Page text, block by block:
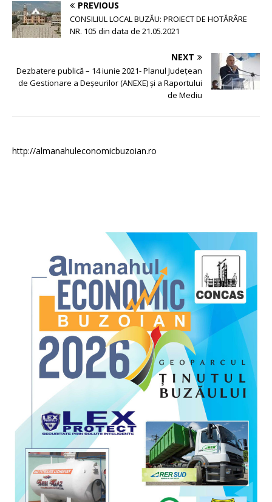
PREVIOUS
CONSILIUL LOCAL BUZĂU: PROIECT DE HOTĂRÂRE
NR. 105 din data de 21.05.2021
NEXT
Dezbatere publică – 14 iunie 2021- Planul Județean
de Gestionare a Deșeurilor (ANEXE) și a Raportului
de Mediu
http://almanahuleconomicbuzoian.ro